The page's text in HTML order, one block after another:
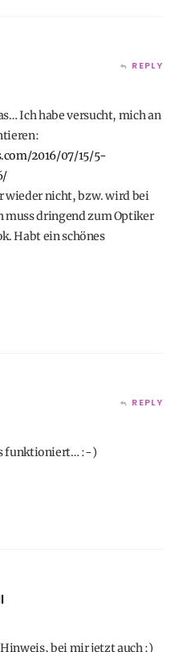
REPLY
Ich habe versucht, mich an
2016/07/15/5-
nicht, bzw. wird bei
muss dringend zum Optiker
Habt ein schönes
REPLY
funktioniert… :-)
bei mir jetzt auch :)